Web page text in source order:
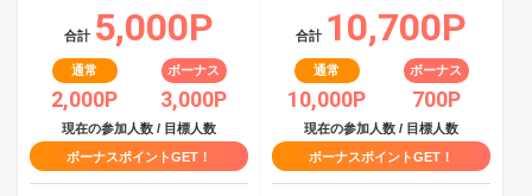
合計 5,000P
通常
2,000P
ボーナス
3,000P
現在の参加人数 / 目標人数
ボーナスポイントGET！
合計 10,700P
通常
10,000P
ボーナス
700P
現在の参加人数 / 目標人数
ボーナスポイントGET！